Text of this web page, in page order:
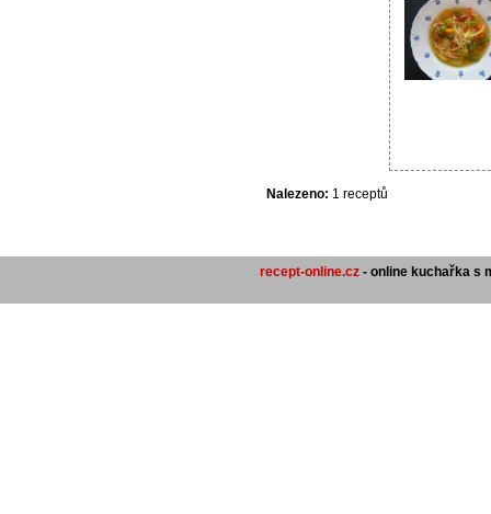
Nalezeno: 1 receptů
recept-online.cz- online kuchařka s